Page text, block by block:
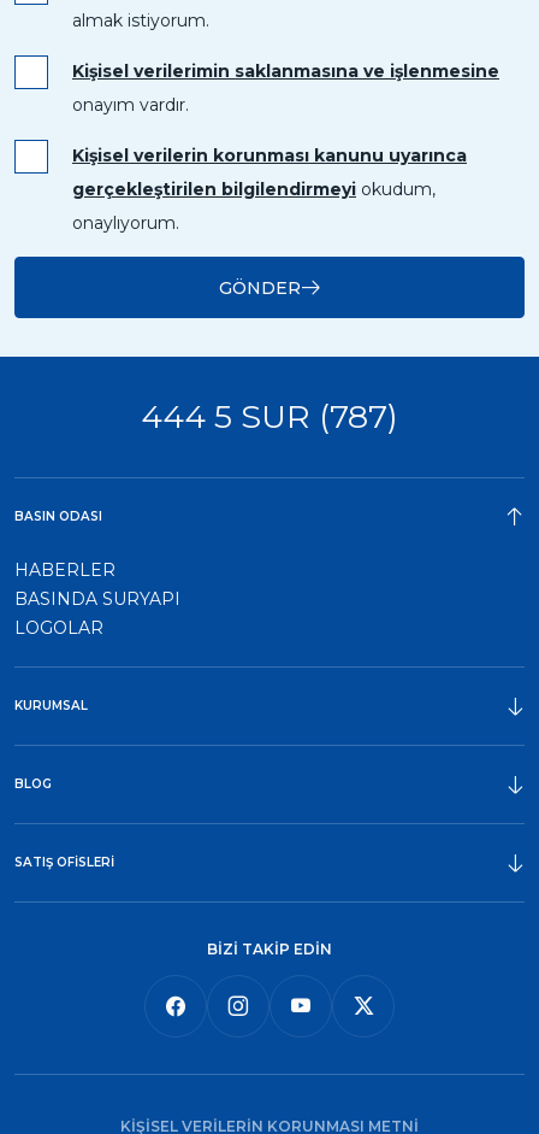
almak istiyorum.
Kişisel verilerimin saklanmasına ve işlenmesine
onayım vardır.
Kişisel verilerin korunması kanunu uyarınca
gerçekleştirilen bilgilendirmeyi okudum,
onaylıyorum.
GÖNDER
444 5 SUR (787)
BİZİ TAKİP EDİN
BASIN ODASI
HABERLER
BASINDA SURYAPI
LOGOLAR
KURUMSAL
BLOG
SATIŞ OFİSLERİ
KİŞİSEL VERİLERİN KORUNMASI METNİ